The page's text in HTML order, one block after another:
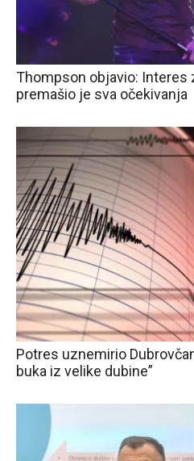
Thompson objavio: Interes
premašio je sva očekivanja
Potres uznemirio
buka iz velike dubine”